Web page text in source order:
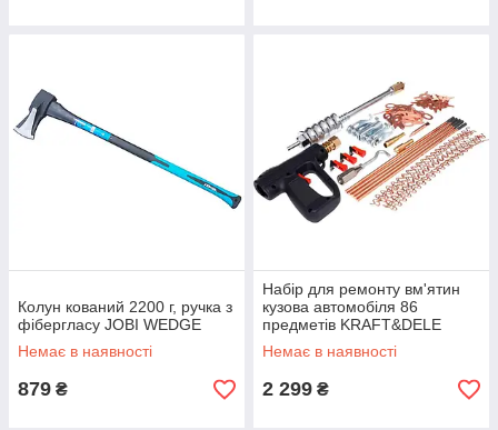
Колун кований 2200 г, ручка з
фібергласу JOBI WEDGE
Немає в наявності
879 ₴
Набір для ремонту вм'ятин
кузова автомобіля 86
предметів KRAFT&DELE
KD10665
Немає в наявності
2 299 ₴